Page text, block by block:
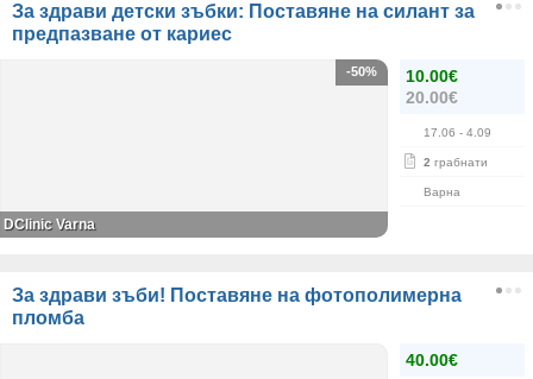
За здрави детски зъбки: Поставяне на силант за
предпазване от кариес
10.00€
20.00€
17.06 - 4.09
2 грабнати
Варна
-50%
DClinic Varna
За здрави зъби! Поставяне на фотополимерна
пломба
40.00€